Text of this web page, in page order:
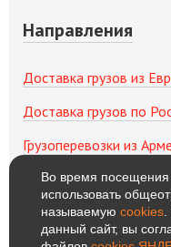
Направления
Доставка грузов из
Доставка грузов по
Грузоперевозки из
Грузоперевозки из
Грузоперевозки из
Во время посещения
использовать
называемую cookies
данный сайт, вы